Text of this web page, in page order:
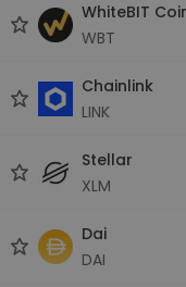
WhiteBIT
WBT
Chainlink
LINK
Stellar
XLM
Dai
DAI